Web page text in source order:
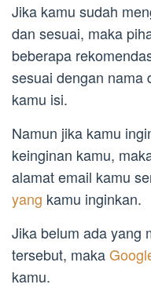
Jika kamu sudah
dan sesuai, maka
beberapa
sesuai dengan nama
kamu isi.
Namun jika kamu
keinginan kamu,
alamat email kamu
yang kamu inginkan.
Jika belum ada yang
tersebut, maka
kamu.